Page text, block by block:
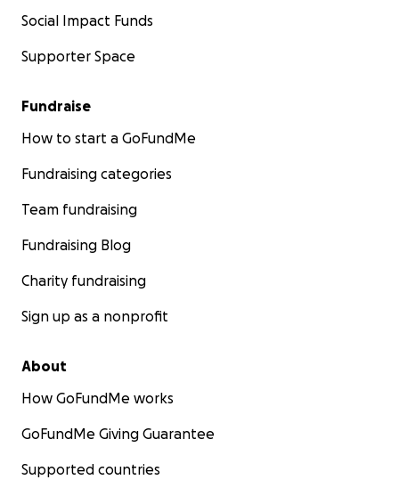
Social Impact Funds
Supporter Space
Fundraise
How to start a GoFundMe
Fundraising categories
Team fundraising
Fundraising Blog
Charity fundraising
Sign up as a nonprofit
About
How GoFundMe works
GoFundMe Giving Guarantee
Supported countries